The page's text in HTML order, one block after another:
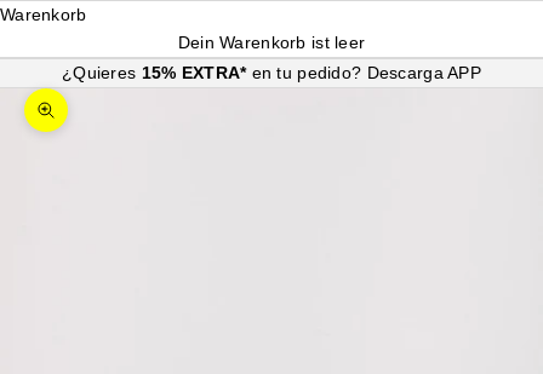
Warenkorb
Dein Warenkorb ist leer
¿Quieres 15% EXTRA* en tu pedido? Descarga APP
Bild vergrößern